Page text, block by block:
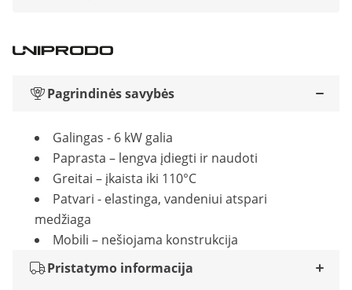
Pagrindinės savybės
Galingas - 6 kW galia
Paprasta – lengva įdiegti ir naudoti
Greitai – įkaista iki 110°C
Patvari - elastinga, vandeniui atspari
medžiaga
Mobili – nešiojama konstrukcija
Pristatymo informacija